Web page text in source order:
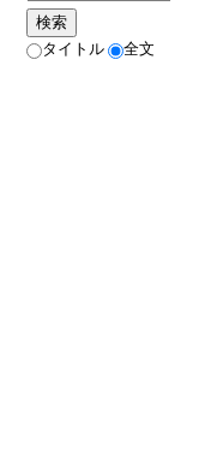
タイトル 全文